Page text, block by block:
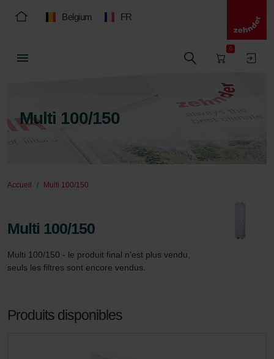
Belgium FR
0
Multi 100/150
Accueil Multi 100/150
Multi 100/150
Multi 100/150 - le produit final n'est plus vendu,
seuls les filtres sont encore vendus.
Produits disponibles